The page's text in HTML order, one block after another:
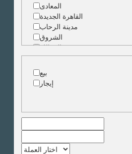
المعادى
القاهرة الجديدة
مدينة الرحاب
الشروق
الزمالك
جاردن سيتى
دقى
المهندسين
الجيزة
وسط البلد
مصر الجديدة
مدينة نصر
السادس من اكتوبر
الشيخ زايد
بيع
إيجار